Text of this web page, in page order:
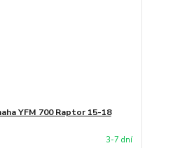
YFM 700 Raptor 15-18
3-7 dní